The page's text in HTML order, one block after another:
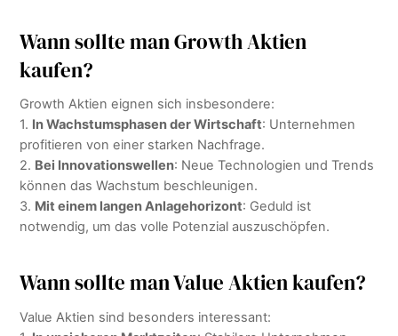
Wann sollte man Growth Aktien
kaufen?
Growth Aktien eignen sich insbesondere:
1. In Wachstumsphasen der Wirtschaft: Unternehmen
profitieren von einer starken Nachfrage.
2. Bei Innovationswellen: Neue Technologien und Trends
können das Wachstum beschleunigen.
3. Mit einem langen Anlagehorizont: Geduld ist
notwendig, um das volle Potenzial auszuschöpfen.
Wann sollte man Value Aktien kaufen?
Value Aktien sind besonders interessant: